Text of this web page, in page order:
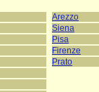
Arezzo
Siena
Pisa
Firenze
Prato